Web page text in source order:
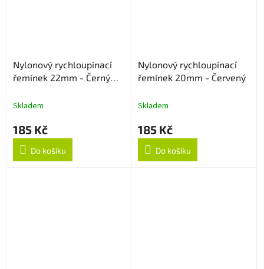
Nylonový rychloupínací
řemínek 22mm - Černý
Skladem
185 Kč
Do košíku
Nylonový rychloupínací
řemínek 20mm - Červený
Skladem
185 Kč
Do košíku